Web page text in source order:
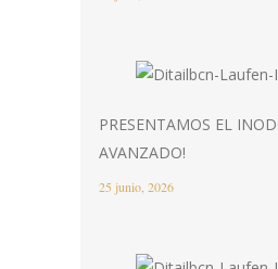
PRESENTAMOS EL
AVANZADO!
25 junio, 2026